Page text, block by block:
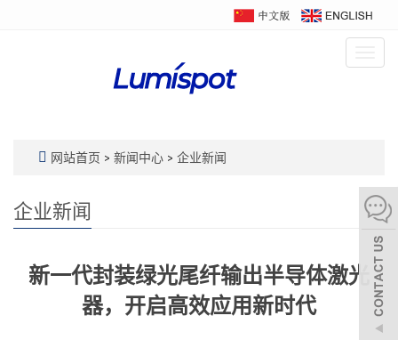
网站首页 > 新闻中心 > 企业新闻
企业新闻
新一代封装绿光尾纤输出半导体激光
器，开启高效应用新时代